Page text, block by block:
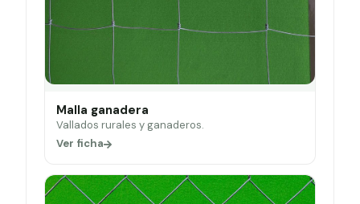
Malla ganadera
Vallados rurales y ganaderos.
Ver ficha